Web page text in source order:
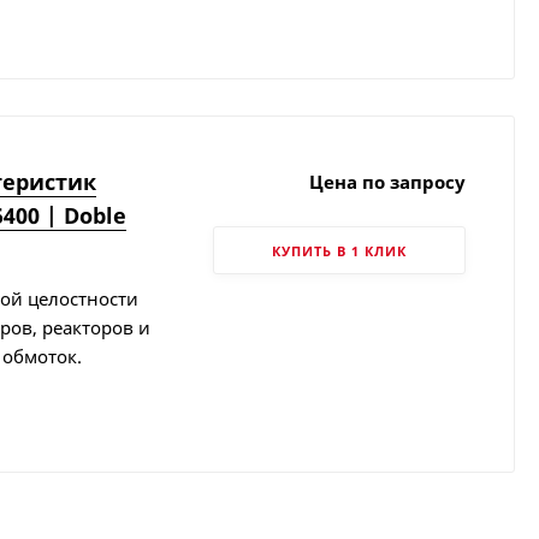
| Doble
целостности
реакторов и
Цена по запросу
КУПИТЬ В 1 КЛИК